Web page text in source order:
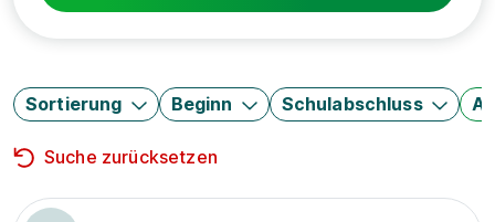
Sortierung Beginn Schulabschluss
Suche zurücksetzen